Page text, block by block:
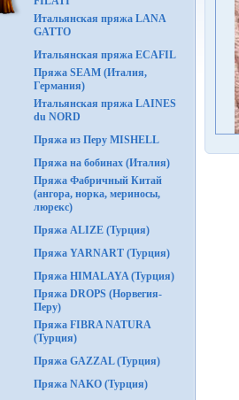
Итальянская пряжа LANA
GATTO
Итальянская пряжа ECAFIL
Пряжа SEAM (Италия,
Германия)
Итальянская пряжа LAINES
du NORD
Пряжа из Перу MISHELL
Пряжа на бобинах (Италия)
Пряжа Фабричный Китай
(ангора, норка, мериносы,
люрекс)
Пряжа ALIZE (Турция)
Пряжа YARNART (Турция)
Пряжа HIMALAYA (Турция)
Пряжа DROPS (Норвегия-
Перу)
Пряжа FIBRA NATURA
(Турция)
Пряжа GAZZAL (Турция)
Пряжа NAKO (Турция)